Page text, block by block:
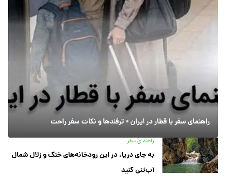
راهنمای سفر با قطار در ایران + ترفندها و نکات سفر راحت
راهنمای سفر
به جای دریا، در این رودخانه‌های خنک و زلال شمال
آب‌تنی کنید